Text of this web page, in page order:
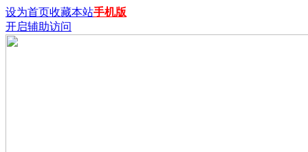
设为首页收藏本站手机版
开启辅助访问